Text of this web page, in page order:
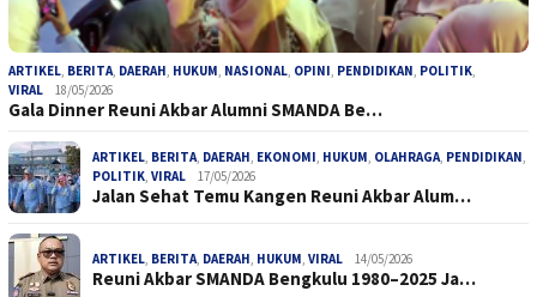
ARTIKEL, BERITA, DAERAH, HUKUM, NASIONAL, OPINI, PENDIDIKAN, POLITIK,
VIRAL
18/05/2026
Gala Dinner Reuni Akbar Alumni SMANDA Be…
ARTIKEL, BERITA, DAERAH, EKONOMI, HUKUM, OLAHRAGA, PENDIDIKAN,
POLITIK, VIRAL 17/05/2026
Jalan Sehat Temu Kangen Reuni Akbar Alum…
ARTIKEL, BERITA, DAERAH, HUKUM, VIRAL 14/05/2026
Reuni Akbar SMANDA Bengkulu 1980–2025 Ja…